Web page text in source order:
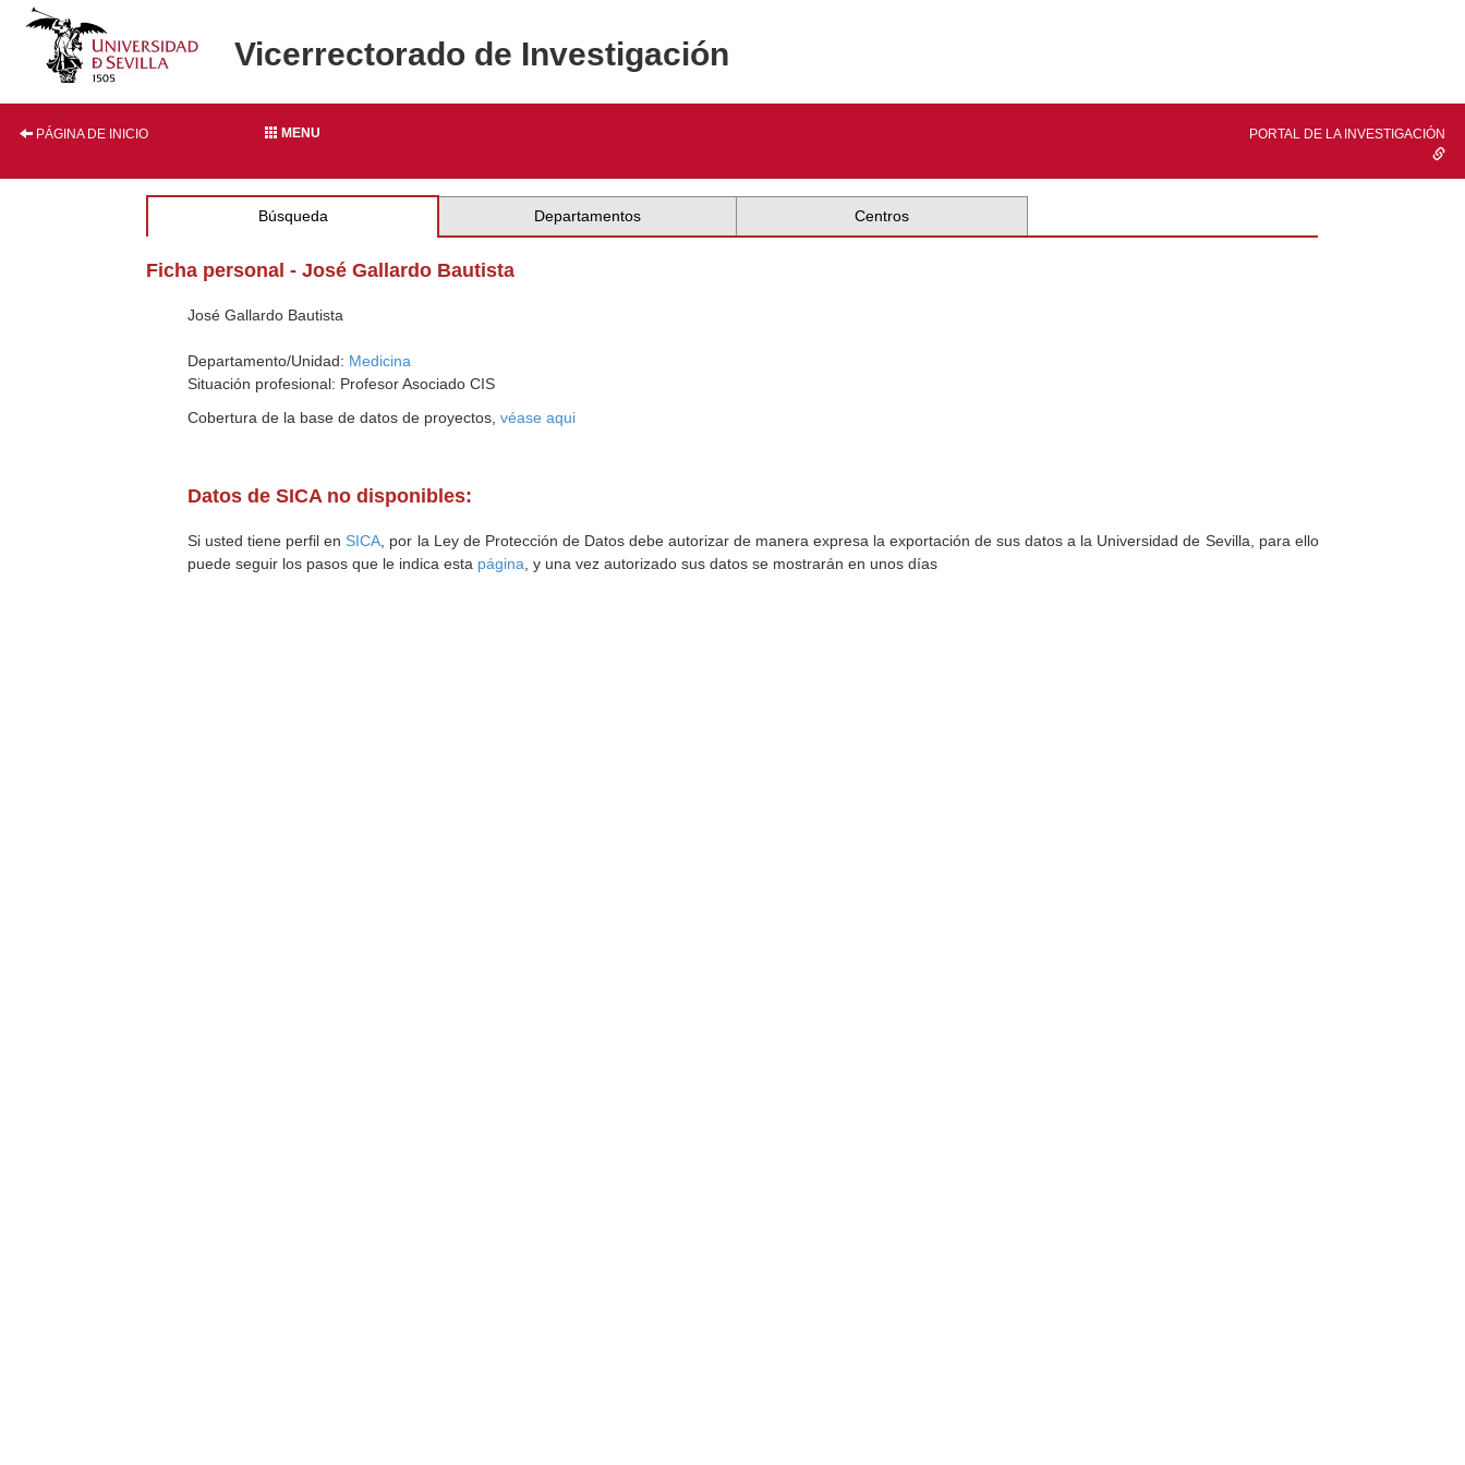
Vicerrectorado de Investigación
PÁGINA DE INICIO MENU PORTAL DE LA INVESTIGACIÓN
Búsqueda Departamentos Centros
Ficha personal - José Gallardo Bautista
José Gallardo Bautista
Departamento/Unidad: Medicina
Situación profesional: Profesor Asociado CIS
Cobertura de la base de datos de proyectos,véase aqui
Datos de SICA no disponibles:
Si usted tiene perfil en SICA , por la Ley de Protección de Datos debe autorizar de manera expresa la exportación de sus datos a la Universidad de Sevilla, para ello
puede seguir los pasos que le indica esta página , y una vez autorizado sus datos se mostrarán en unos días